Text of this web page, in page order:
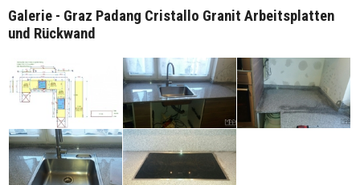
Galerie - Graz Padang Cristallo Granit Arbeitsplatten
und Rückwand